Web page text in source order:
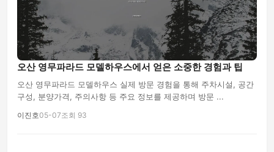
오산 영무파라드 모델하우스에서 얻은 소중한 경험과 팁
오산 영무파라드 모델하우스 실제 방문 경험을 통해 주차시설, 공간
구성, 분양가격, 주의사항 등 주요 정보를 제공하며 방문 ...
이진호05-07조회 93